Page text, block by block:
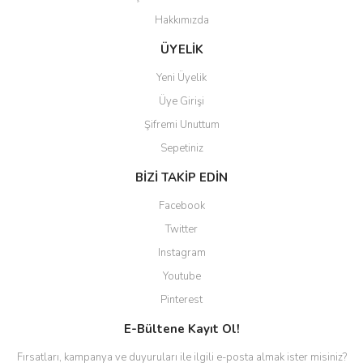
Gönder
Hakkımızda
ÜYELİK
Yeni Üyelik
Üye Girişi
Şifremi Unuttum
Sepetiniz
BİZİ TAKİP EDİN
Facebook
Twitter
Instagram
Youtube
Pinterest
E-Bültene Kayıt Ol!
Fırsatları, kampanya ve duyuruları ile ilgili e-posta almak ister misiniz?